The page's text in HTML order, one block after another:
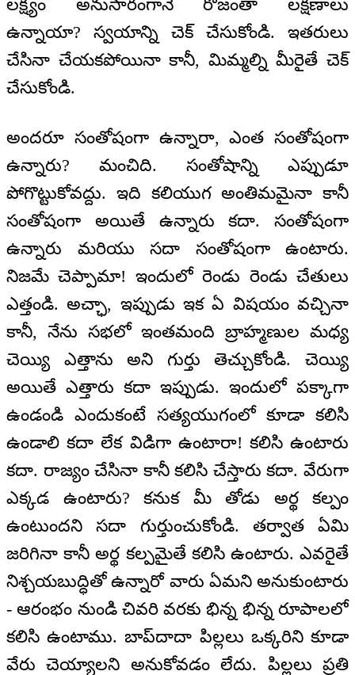
లక్ష్యం అనుసారంగానే రోజంతా లక్షణాలు
ఉన్నాయా? స్వయాన్ని చెక్ చేసుకోండి. ఇతరులు
చేసినా చేయకపోయినా కానీ, మిమ్మల్ని మీరైతే చెక్
చేసుకోండి.
అందరూ సంతోషంగా ఉన్నారా, ఎంత సంతోషంగా
ఉన్నారు? మంచిది. సంతోషాన్ని ఎప్పుడూ
పోగొట్టుకోవద్దు. ఇది కలియుగ అంతిమమైనా కానీ
సంతోషంగా అయితే ఉన్నారు కదా. సంతోషంగా
ఉన్నారు మరియు సదా సంతోషంగా ఉంటారు.
నిజమే చెప్పామా! ఇందులో రెండు రెండు చేతులు
ఎత్తండి. అచ్ఛా, ఇప్పుడు ఇక ఏ విషయం వచ్చినా
కానీ, నేను సభలో ఇంతమంది బ్రాహ్మణుల మధ్య
చెయ్యి ఎత్తాను అని గుర్తు తెచ్చుకోండి. చెయ్యి
అయితే ఎత్తారు కదా ఇప్పుడు. ఇందులో పక్కాగా
ఉండండి ఎందుకంటే సత్యయుగంలో కూడా కలిసి
ఉండాలి కదా లేక విడిగా ఉంటారా! కలిసి ఉంటారు
కదా. రాజ్యం చేసినా కానీ కలిసి చేస్తారు కదా. వేరుగా
ఎక్కడ ఉంటారు? కనుక మీ తోడు అర్థ కల్పం
ఉంటుందని సదా గుర్తుంచుకోండి. తర్వాత ఏమి
జరిగినా కానీ అర్థ కల్పమైతే కలిసి ఉంటారు. ఎవరైతే
నిశ్చయబుద్ధితో ఉన్నారో వారు ఏమని అనుకుంటారు
- ఆరంభం నుండి చివరి వరకు భిన్న భిన్న రూపాలలో
కలిసి ఉంటాము. బాప్‍దాదా పిల్లలు ఒక్కరిని కూడా
వేరు చెయ్యాలని అనుకోవడం లేదు. పిల్లలు ప్రతి